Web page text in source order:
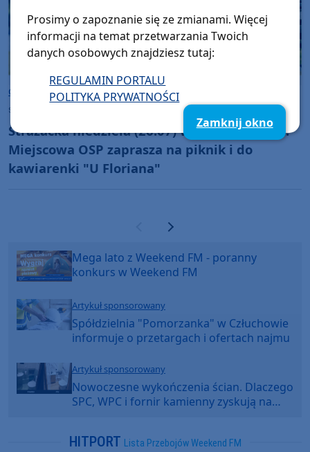
Gmina Chojnice
sobota, 25 lipca 2026, 09:28
Strażacka niedziela (26.07) w Charzykowach.
Miejscowa OSP zaprasza na piknik i do
kawiarenki "U Floriana"
Poprzednia strona
Następna strona
Mega lato z Weekend FM - poranny
konkurs w Weekend FM
Artykuł sponsorowany
Spółdzielnia "Pomorzanka" w Człuchowie
informuje o przetargach i ofertach najmu
Artykuł sponsorowany
Nowoczesne wykończenia ścian. Dlaczego
SPC, WPC i fornir kamienny zyskują na
HITPORT Lista Przebojów Weekend FM
Prosimy o zapoznanie się ze zmianami. Więcej
informacji na temat przetwarzania Twoich
danych osobowych znajdziesz tutaj:
REGULAMIN PORTALU
POLITYKA PRYWATNOŚCI
Zamknij okno